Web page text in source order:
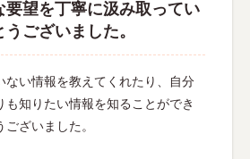
要望を丁寧に汲み取ってい
ございました。
ない情報を教えてくれたり、自分
も知りたい情報を知ることができ
ざいました。